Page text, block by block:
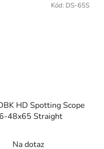
HD Spotting Scope
48x65 Straight
Na dotaz
Kód: DS-65S